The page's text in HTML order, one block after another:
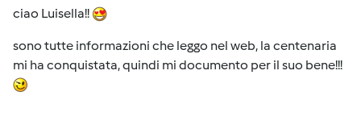
ciao Luisella!!
sono tutte informazioni che leggo nel web, la centenaria
mi ha conquistata, quindi mi documento per il suo bene!!!